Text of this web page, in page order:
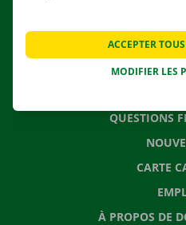
QUESTIONS
CARTE
À PROPOS DE
MODIFIER LES
ACCEPTER